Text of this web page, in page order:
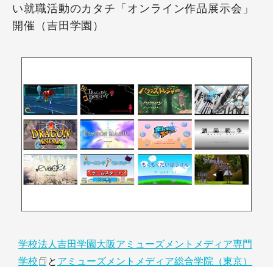
い就職活動のカタチ「オンライン作品展示会」
開催（吉田学園）
学校法人吉田学園大阪アミューズメントメディア専門
学校
と アミューズメントメディア総合学院（東京）